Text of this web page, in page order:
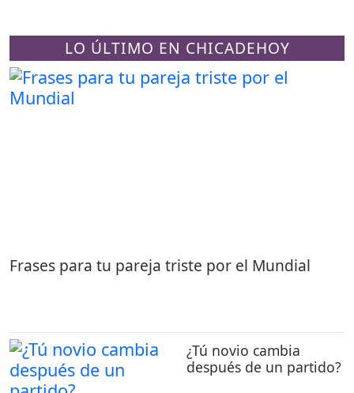
LO ÚLTIMO EN CHICADEHOY
Frases para tu pareja triste por el Mundial
¿Tú novio cambia
después de un partido?